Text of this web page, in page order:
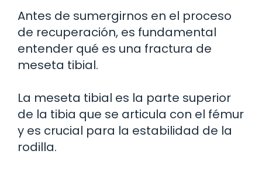
Antes de sumergirnos en el proceso
de recuperación, es fundamental
entender qué es una fractura de
meseta tibial.
La meseta tibial es la parte superior
de la tibia que se articula con el fémur
y es crucial para la estabilidad de la
rodilla.